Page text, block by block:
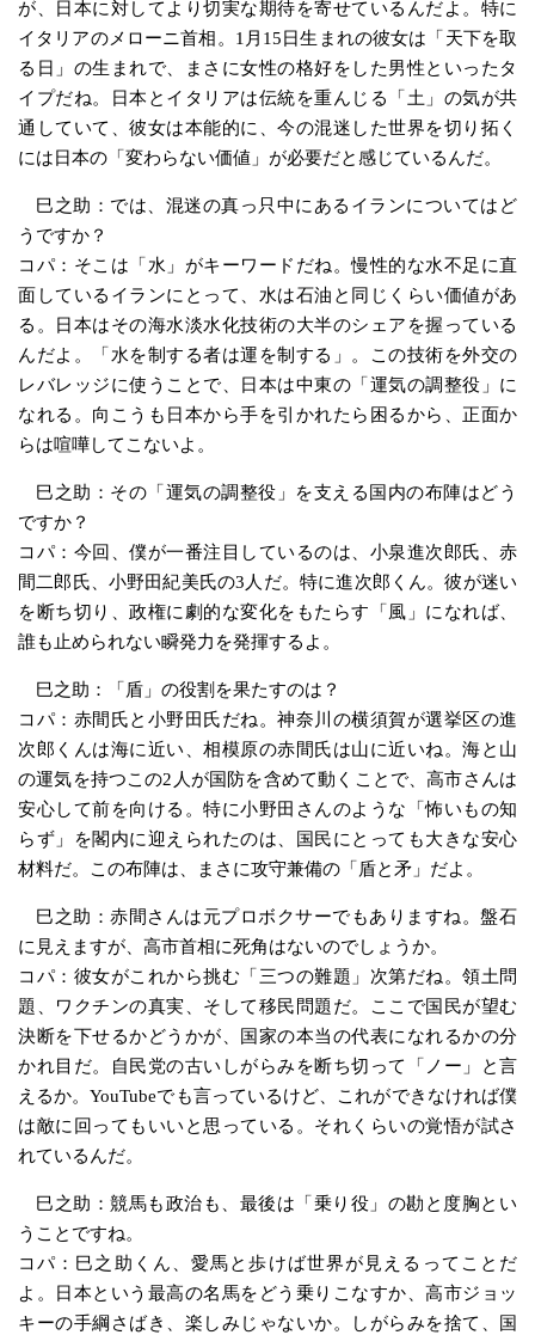
が、日本に対してより切実な期待を寄せているんだよ。特に
イタリアのメローニ首相。1月15日生まれの彼女は「天下を取
る日」の生まれで、まさに女性の格好をした男性といったタ
イプだね。日本とイタリアは伝統を重んじる「土」の気が共
通していて、彼女は本能的に、今の混迷した世界を切り拓く
には日本の「変わらない価値」が必要だと感じているんだ。
巳之助：では、混迷の真っ只中にあるイランについてはど
うですか？
コパ：そこは「水」がキーワードだね。慢性的な水不足に直
面しているイランにとって、水は石油と同じくらい価値があ
る。日本はその海水淡水化技術の大半のシェアを握っている
んだよ。「水を制する者は運を制する」。この技術を外交の
レバレッジに使うことで、日本は中東の「運気の調整役」に
なれる。向こうも日本から手を引かれたら困るから、正面か
らは喧嘩してこないよ。
巳之助：その「運気の調整役」を支える国内の布陣はどう
ですか？
コパ：今回、僕が一番注目しているのは、小泉進次郎氏、赤
間二郎氏、小野田紀美氏の3人だ。特に進次郎くん。彼が迷い
を断ち切り、政権に劇的な変化をもたらす「風」になれば、
誰も止められない瞬発力を発揮するよ。
巳之助：「盾」の役割を果たすのは？
コパ：赤間氏と小野田氏だね。神奈川の横須賀が選挙区の進
次郎くんは海に近い、相模原の赤間氏は山に近いね。海と山
の運気を持つこの2人が国防を含めて動くことで、高市さんは
安心して前を向ける。特に小野田さんのような「怖いもの知
らず」を閣内に迎えられたのは、国民にとっても大きな安心
材料だ。この布陣は、まさに攻守兼備の「盾と矛」だよ。
巳之助：赤間さんは元プロボクサーでもありますね。盤石
に見えますが、高市首相に死角はないのでしょうか。
コパ：彼女がこれから挑む「三つの難題」次第だね。領土問
題、ワクチンの真実、そして移民問題だ。ここで国民が望む
決断を下せるかどうかが、国家の本当の代表になれるかの分
かれ目だ。自民党の古いしがらみを断ち切って「ノー」と言
えるか。YouTubeでも言っているけど、これができなければ僕
は敵に回ってもいいと思っている。それくらいの覚悟が試さ
れているんだ。
巳之助：競馬も政治も、最後は「乗り役」の勘と度胸とい
うことですね。
コパ：巳之助くん、愛馬と歩けば世界が見えるってことだ
よ。日本という最高の名馬をどう乗りこなすか、高市ジョッ
キーの手綱さばき、楽しみじゃないか。しがらみを捨て、国